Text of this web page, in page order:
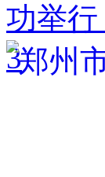
功举行
3